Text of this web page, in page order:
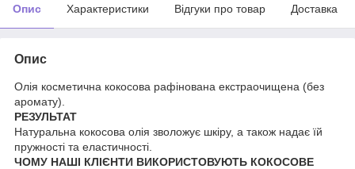
Опис Характеристики Відгуки про товар Доставка
Опис
Олія косметична кокосова рафінована екстраочищена (без
аромату).
РЕЗУЛЬТАТ
Натуральна кокосова олія зволожує шкіру, а також надає їй
пружності та еластичності.
ЧОМУ НАШІ КЛІЄНТИ ВИКОРИСТОВУЮТЬ КОКОСОВЕ